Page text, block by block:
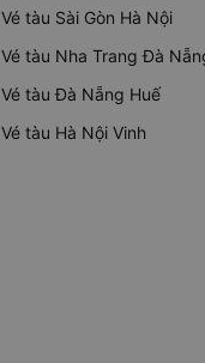
Vé tàu Sài Gòn Hà Nội
Vé tàu Nha Trang Đà
Vé tàu Đà Nẵng Huế
Vé tàu Hà Nội Vinh